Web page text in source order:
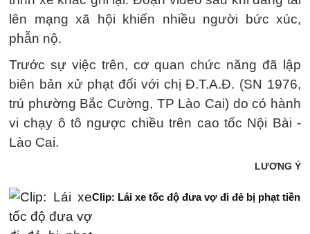
lên mạng xã hội khiến nhiều người bức xúc,
phẫn nộ.
Trước sự việc trên, cơ quan chức năng đã lập
biên bản xử phạt đối với chị Đ.T.A.Đ. (SN 1976,
trú phường Bắc Cường, TP Lào Cai) do có hành
vi chạy ô tô ngược chiều trên cao tốc Nội Bài -
Lào Cai.
LƯƠNG Ý
Clip: Lái xe tốc độ đưa vợ đi đẻ bị phạt tiền